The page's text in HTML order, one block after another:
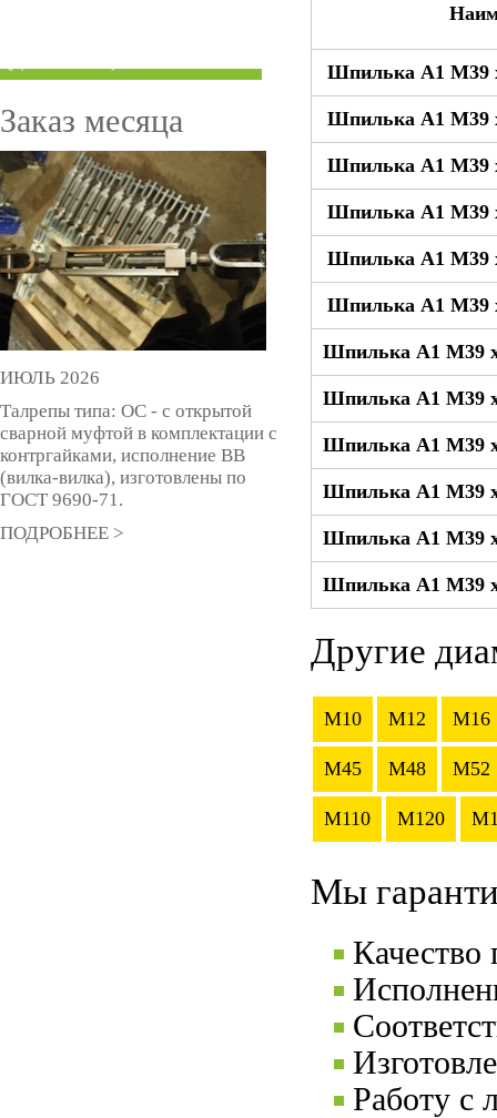
Шпилька А1 М39
Шпилька А1 М39
Шпилька А1 М39
Шпилька А1 М39
Шпилька А1 М39
Шпилька А1 М39
Шпилька А1 М39
Шпилька А1 М39
Шпилька А1 М39
Шпилька А1 М39
Шпилька А1 М39
Шпилька А1 М39
Другие
M10 M12 M16
M45 M48 M52
M110 M120
Мы
Качество
Работу с
Заказ месяца
ИЮЛЬ 2026
Талрепы типа: ОС - с открытой
сварной муфтой в комплектации с
контргайками, исполнение ВВ
(вилка-вилка), изготовлены по
ГОСТ 9690-71.
ПОДРОБНЕЕ >